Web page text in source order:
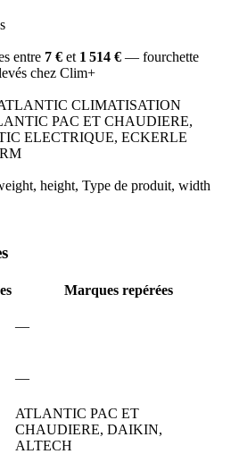
entre 7 € et 1 514 € — fourchette
chez Clim+
CLIMATISATION
PAC ET CHAUDIERE,
ELECTRIQUE, ECKERLE
height, Type de produit, width
Marques repérées
—
—
ATLANTIC PAC ET
CHAUDIERE, DAIKIN,
ALTECH